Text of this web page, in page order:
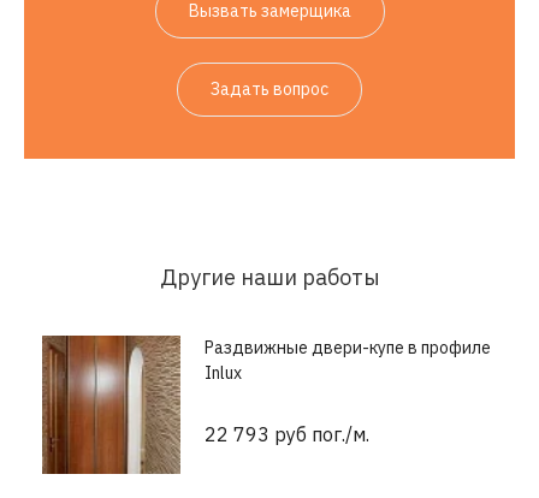
Вызвать замерщика
Задать вопрос
Другие наши работы
Раздвижные двери-купе в профиле
Inlux
22 793 руб пог./м.